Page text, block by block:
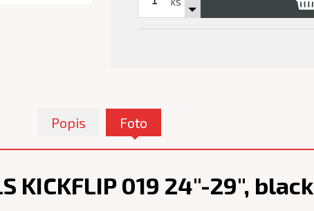
Popis Foto
KICKFLIP 019 24"-29",